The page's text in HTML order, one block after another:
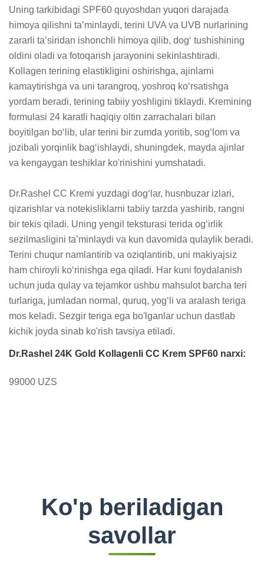
Uning tarkibidagi SPF60 quyoshdan yuqori darajada
himoya qilishni ta’minlaydi, terini UVA va UVB nurlarining
zararli ta’siridan ishonchli himoya qilib, dog‘ tushishining
oldini oladi va fotoqarish jarayonini sekinlashtiradi.
Kollagen terining elastikligini oshirishga, ajinlarni
kamaytirishga va uni tarangroq, yoshroq ko‘rsatishga
yordam beradi, terining tabiiy yoshligini tiklaydi. Kremining
formulasi 24 karatli haqiqiy oltin zarrachalari bilan
boyitilgan bo‘lib, ular terini bir zumda yoritib, sog‘lom va
jozibali yorqinlik bag‘ishlaydi, shuningdek, mayda ajinlar
va kengaygan teshiklar ko'rinishini yumshatadi.
Dr.Rashel CC Kremi yuzdagi dog‘lar, husnbuzar izlari,
qizarishlar va notekisliklarni tabiiy tarzda yashirib, rangni
bir tekis qiladi. Uning yengil teksturasi terida og‘irlik
sezilmasligini ta’minlaydi va kun davomida qulaylik beradi.
Terini chuqur namlantirib va oziqlantirib, uni makiyajsiz
ham chiroyli ko‘rinishga ega qiladi. Har kuni foydalanish
uchun juda qulay va tejamkor ushbu mahsulot barcha teri
turlariga, jumladan normal, quruq, yog‘li va aralash teriga
mos keladi. Sezgir teriga ega bo'lganlar uchun dastlab
kichik joyda sinab ko'rish tavsiya etiladi.
Dr.Rashel 24K Gold Kollagenli CC Krem SPF60 narxi:
99000 UZS
Ko'p beriladigan
savollar